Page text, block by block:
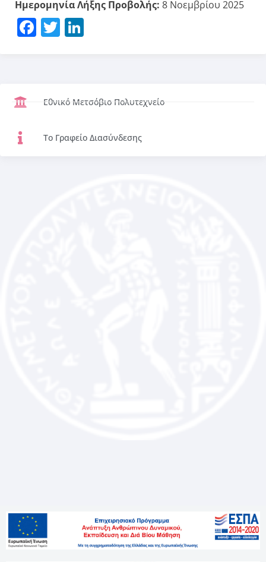
Ημερομηνία Λήξης Προβολής: 8 Νοεμβρίου 2025
Facebook
Twitter
Εθνικό Μετσόβιο Πολυτεχνείο
Το Γραφείο Διασύνδεσης